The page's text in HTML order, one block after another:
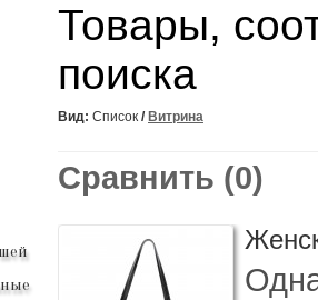
Товары,
поиска
Вид: Список / Витрина
Сравнить (0)